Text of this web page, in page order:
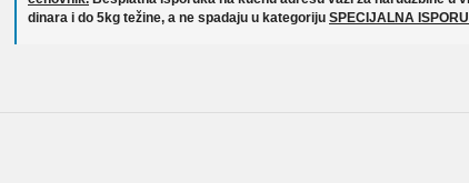
dinara i do 5kg težine, a ne spadaju u kategoriju SPECIJALNA